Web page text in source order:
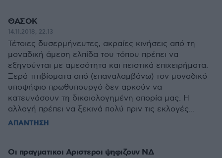
ΘΑΣΟΚ
14.11.2018, 22:13
Τέτοιες δυσερμήνευτες, ακραίες κινήσεις από τη
μοναδική άμεση ελπίδα του τόπου πρέπει να
εξηγούνται με αμεσότητα και πειστικά επιχειρήματα.
Ξερά τιτιβίσματα από (επαναλαμβάνω) τον μοναδικό
υποψήφιο πρωθυπουργό δεν αρκούν να
κατευνάσουν τη δικαιολογημένη απορία μας. Η
αλλαγή πρέπει να ξεκινά πολύ πριν τις εκλογές...
ΑΠΑΝΤΗΣΗ
Οι πραγματικοι Αριστεροι ψηφιζουν ΝΔ